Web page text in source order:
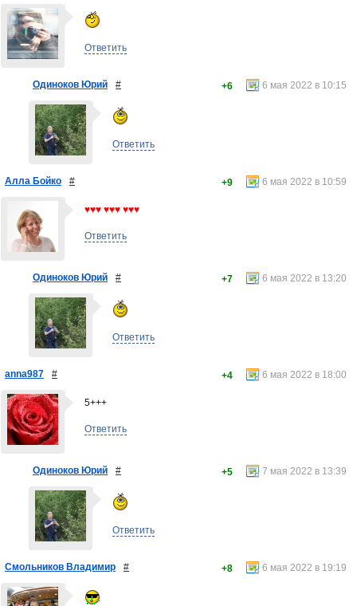
Ответить
Одиноков Юрий # 6 мая 2022 в 10:15
+6
Ответить
Алла Бойко # 6 мая 2022 в 10:59
+9
♥♥♥ ♥♥♥ ♥♥♥
Ответить
Одиноков Юрий # 6 мая 2022 в 13:20
+7
Ответить
anna987 # 6 мая 2022 в 18:00
+4
5+++
Ответить
Одиноков Юрий # 7 мая 2022 в 13:39
+5
Ответить
Смольников Владимир # 6 мая 2022 в 19:19
+8